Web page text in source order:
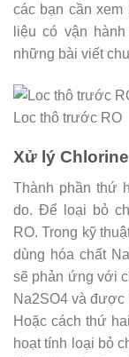
các bạn cần
liệu có vận
những bài viết
Loc thô trước RO
Xử lý Chlorine
Thành phần thứ
do. Để loại bỏ
RO. Trong kỹ
dùng hóa chất
sẽ phản ứng với
Na2SO4 và được
Hoặc cách thứ
hoạt tính loại bỏ